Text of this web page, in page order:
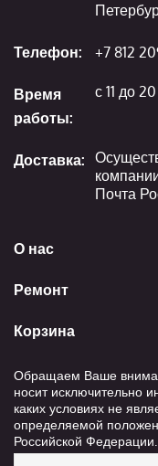
О нас
Ремонт
Корзина
Телефон: +7 812
Время
работы:
с 11 до
Доставка:
Почта
Обращаем Ваше
носит исключительно
каких условиях не
определяемой
Российской
информации о